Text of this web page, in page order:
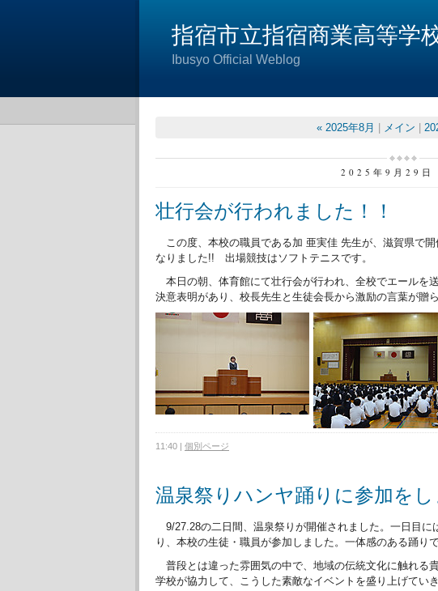
指宿市立指宿商業高等学
Ibusyo Official Weblog
« 2025年8月 メイン
2025年9月29日
壮行会が行われました！！
この度、本校の職員である加 亜実佳 先生が、滋賀県で
なりました!! 出場競技はソフトテニスです。
本日の朝、体育館にて壮行会が行われ、全校でエール
決意表明があり、校長先生と生徒会長から激励の言葉が贈
11:40 | 個別ページ
温泉祭りハンヤ踊りに参加をし
9/27.28の二日間、温泉祭りが開催されました。一日目に
り、本校の生徒・職員が参加しました。一体感のある踊り
普段とは違った雰囲気の中で、地域の伝統文化に触れる
学校が協力して、こうした素敵なイベントを盛り上げてい